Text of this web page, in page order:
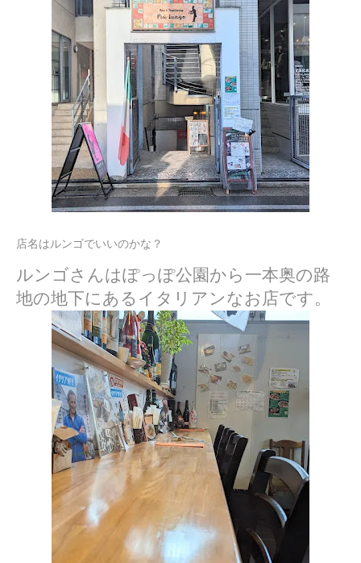
店名はルンゴでいいのかな？
ルンゴさんはぽっぽ公園から一本奥の路
地の地下にあるイタリアンなお店です。